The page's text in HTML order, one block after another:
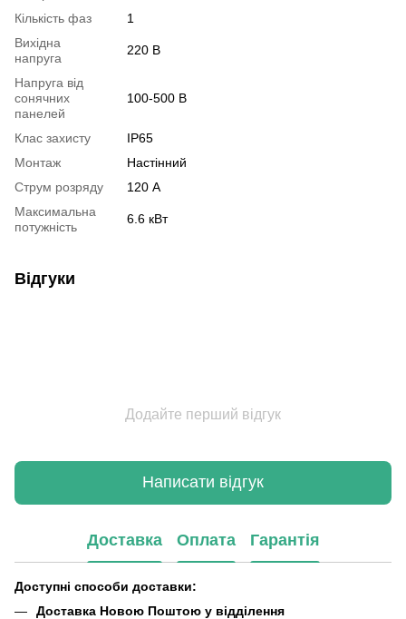
Кількість фаз
1
Вихідна
напруга
220 В
Напруга від
сонячних
панелей
100-500 В
Клас захисту
IP65
Монтаж
Настінний
Струм розряду
120 А
Максимальна
потужність
6.6 кВт
Відгуки
Додайте перший відгук
Написати відгук
Доставка Оплата Гарантія
Доступні способи доставки:
Доставка Новою Поштою у відділення